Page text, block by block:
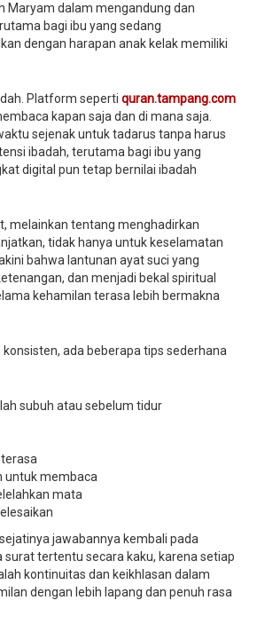
Maryam dalam mengandung dan
bagi ibu yang sedang
dengan harapan anak kelak memiliki
Platform seperti quran.tampang.com
kapan saja dan di mana saja.
sejenak untuk tadarus tanpa harus
ibadah, terutama bagi ibu yang
digital pun tetap bernilai ibadah
melainkan tentang menghadirkan
tidak hanya untuk keselamatan
bahwa lantunan ayat suci yang
dan menjadi bekal spiritual
kehamilan terasa lebih bermakna
ada beberapa tips sederhana
subuh atau sebelum tidur
untuk membaca
mata
jawabannya kembali pada
tertentu secara kaku, karena setiap
kontinuitas dan keikhlasan dalam
dengan lebih lapang dan penuh rasa